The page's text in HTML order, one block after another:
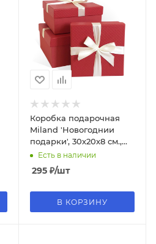
Коробка подарочная
Miland 'Новогоднии
подарки', 30х20х8 см.,
прямоугольная (Серия
5в1), 1680
Есть в наличии
295 ₽/шт
В КОРЗИНУ